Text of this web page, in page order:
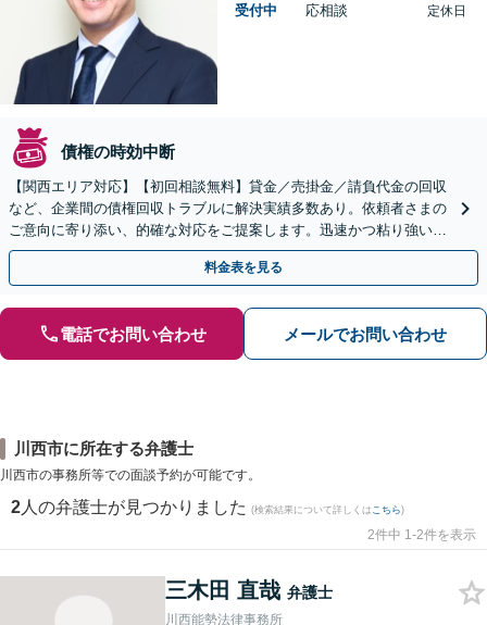
受付中
応相談
定休日
債権の時効中断
【関西エリア対応】【初回相談無料】貸金／売掛金／請負代金の回収
など、企業間の債権回収トラブルに解決実績多数あり。依頼者さまの
ご意向に寄り添い、的確な対応をご提案します。迅速かつ粘り強い交
渉で、少しでも回収できるよう尽力します【土日祝対応可】
料金表を見る
電話でお問い合わせ メールでお問い合わせ
川西市に所在する弁護士
川西市の事務所等での面談予約が可能です。
2 人の弁護士が見つかりました (検索結果について詳しくは こちら)
2件中 1-2件を表示
三木田 直哉 弁護士
川西能勢法律事務所